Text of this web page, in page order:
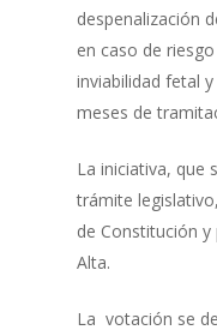
despenalización
en caso de
inviabilidad fetal
meses de
La iniciativa, que
trámite
de Constitución y
Alta.
La votación se